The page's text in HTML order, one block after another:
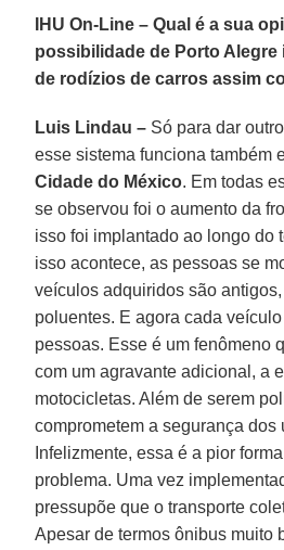
IHU On-Line – Qual é a sua
possibilidade de Porto Alegre
de rodízios de carros assim
Luis Lindau – Só para dar
esse sistema funciona também
Cidade do México. Em todas
se observou foi o aumento da
isso foi implantado ao longo do
isso acontece, as pessoas se
veículos adquiridos são
poluentes. E agora cada
pessoas. Esse é um fenômeno
com um agravante adicional, a
motocicletas. Além de serem
comprometem a segurança dos
Infelizmente, essa é a pior
problema. Uma vez
pressupõe que o transporte
Apesar de termos ônibus muito